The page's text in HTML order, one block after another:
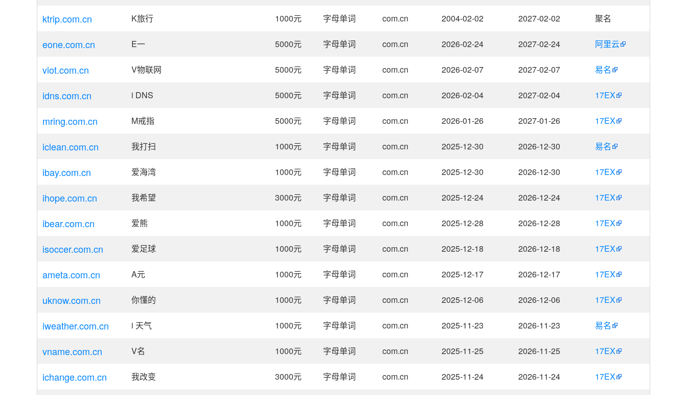
ktrip.com.cn K旅行 1000元 字母单词 com.cn 2004-02-02 2027-02-02 聚名
eone.com.cn E一 5000元 字母单词 com.cn 2026-02-24 2027-02-24 阿里云
viot.com.cn V物联网 5000元 字母单词 com.cn 2026-02-07 2027-02-07 易名
idns.com.cn i DNS 5000元 字母单词 com.cn 2026-02-04 2027-02-04 17EX
mring.com.cn M戒指 5000元 字母单词 com.cn 2026-01-26 2027-01-26 17EX
iclean.com.cn 我打扫 1000元 字母单词 com.cn 2025-12-30 2026-12-30 易名
ibay.com.cn 爱海湾 1000元 字母单词 com.cn 2025-12-30 2026-12-30 17EX
ihope.com.cn 我希望 3000元 字母单词 com.cn 2025-12-24 2026-12-24 17EX
ibear.com.cn 爱熊 1000元 字母单词 com.cn 2025-12-28 2026-12-28 17EX
isoccer.com.cn 爱足球 1000元 字母单词 com.cn 2025-12-18 2026-12-18 17EX
ameta.com.cn A元 1000元 字母单词 com.cn 2025-12-17 2026-12-17 17EX
uknow.com.cn 你懂的 1000元 字母单词 com.cn 2025-12-06 2026-12-06 17EX
iweather.com.cn i 天气 1000元 字母单词 com.cn 2025-11-23 2026-11-23 易名
vname.com.cn V名 1000元 字母单词 com.cn 2025-11-25 2026-11-25 17EX
ichange.com.cn 我改变 3000元 字母单词 com.cn 2025-11-24 2026-11-24 17EX